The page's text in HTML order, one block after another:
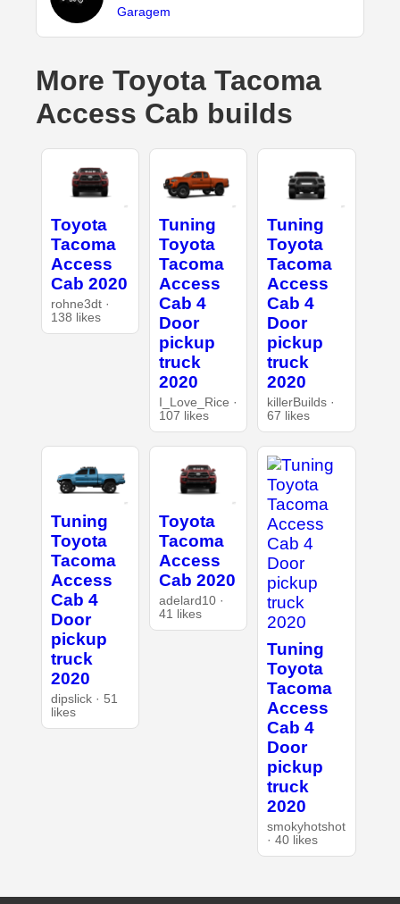
Garagem
More Toyota Tacoma
Access Cab builds
Toyota
Tacoma
Access
Cab 2020
rohne3dt ·
138 likes
Tuning
Toyota
Tacoma
Access
Cab 4
Door
pickup
truck
2020
I_Love_Rice ·
107 likes
Tuning
Toyota
Tacoma
Access
Cab 4
Door
pickup
truck
2020
killerBuilds ·
67 likes
Tuning
Toyota
Tacoma
Access
Cab 4
Door
pickup
truck
2020
dipslick · 51
likes
Toyota
Tacoma
Access
Cab 2020
adelard10 ·
41 likes
Tuning
Toyota
Tacoma
Access
Cab 4
Door
pickup
truck
2020
smokyhotshot
· 40 likes